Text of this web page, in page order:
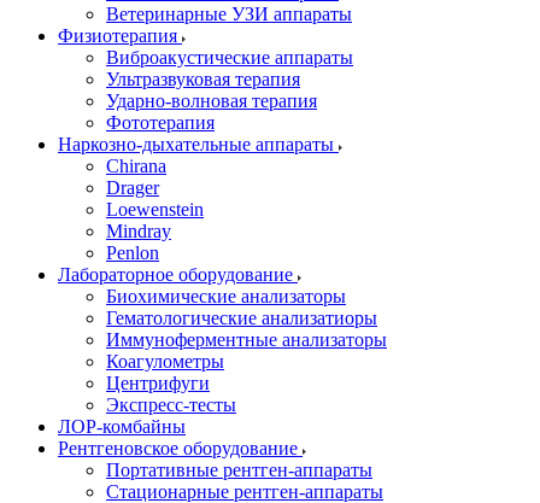
Ветеринарные УЗИ аппараты
Физиотерапия
Виброакустические аппараты
Ультразвуковая терапия
Ударно-волновая терапия
Фототерапия
Наркозно-дыхательные аппараты
Chirana
Drager
Loewenstein
Mindray
Penlon
Лабораторное оборудование
Биохимические анализаторы
Гематологические анализатиоры
Иммуноферментные анализаторы
Коагулометры
Центрифуги
Экспресс-тесты
ЛОР-комбайны
Рентгеновское оборудование
Портативные рентген-аппараты
Стационарные рентген-аппараты